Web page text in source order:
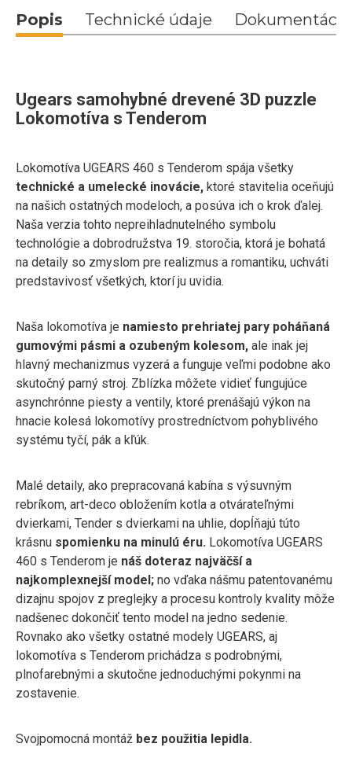
Popis Technické údaje Dokumentácia
Ugears samohybné drevené 3D puzzle
Lokomotíva s Tenderom
Lokomotíva UGEARS 460 s Tenderom spája všetky
technické a umelecké inovácie, ktoré stavitelia oceňujú
na našich ostatných modeloch, a posúva ich o krok ďalej.
Naša verzia tohto nepreihladnutelného symbolu
technológie a dobrodružstva 19. storočia, ktorá je bohatá
na detaily so zmyslom pre realizmus a romantiku, uchváti
predstavivosť všetkých, ktorí ju uvidia.
Naša lokomotíva je namiesto prehriatej pary poháňaná
gumovými pásmi a ozubeným kolesom, ale inak jej
hlavný mechanizmus vyzerá a funguje veľmi podobne ako
skutočný parný stroj. Zblízka môžete vidieť fungujúce
asynchrónne piesty a ventily, ktoré prenášajú výkon na
hnacie kolesá lokomotívy prostredníctvom pohyblivého
systému tyčí, pák a kľúk.
Malé detaily, ako prepracovaná kabína s výsuvným
rebríkom, art-deco obložením kotla a otvárateľnými
dvierkami, Tender s dvierkami na uhlie, dopĺňajú túto
krásnu spomienku na minulú éru. Lokomotíva UGEARS
460 s Tenderom je náš doteraz najväčší a
najkomplexnejší model; no vďaka nášmu patentovanému
dizajnu spojov z preglejky a procesu kontroly kvality môže
nadšenec dokončiť tento model na jedno sedenie.
Rovnako ako všetky ostatné modely UGEARS, aj
lokomotíva s Tenderom prichádza s podrobnými,
plnofarebnými a skutočne jednoduchými pokynmi na
zostavenie.
Svojpomocná montáž bez použitia lepidla.